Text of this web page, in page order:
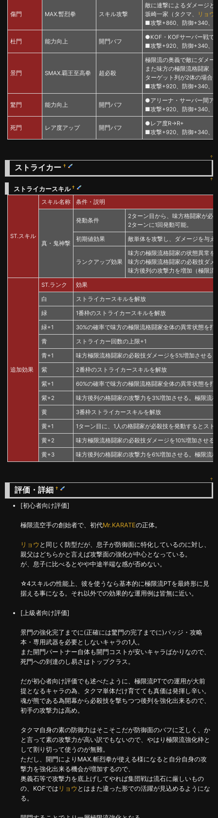
傷門 MAX.暫烈拳 スキル攻撃
敵に連撃によるダメージと
坂崎一家（タクマ、
リョウ
■攻撃+860、防御+340、
杜門 能力向上 開門バフ
●KOF・KOFサーバー戦で
■攻撃+920、防御+340、
景門 SMAX.覇王至高拳 超必殺
極限流の奥義で敵にダメー
また味方の極限流格闘家（
ターゲット列が2体の場合
■攻撃+920、防御+340、
驚門 能力向上 開門バフ
●アリーナ・サーバー間ア
■攻撃+920、防御+340、
死門 レア度アップ 開門バフ
●レア度R→R+
■攻撃+920、防御+340、
↑
ストライカー †
↑
ストライカースキル†
ST.スキル
スキル名称 条件・説明
真・鬼神撃
発動条件
2ターン目から、味方格闘家が必
2ターンに1回発動可能。
初期値効果 敵単体を攻撃し、ダメージを与え
ランクアップ効果
味方の極限流格闘家の状態異常を
味方の極限流格闘家の必殺技ダメ
味方後列の攻撃力を増加（極限
追加効果
ST.ランク 効果
白 ストライカースキルを解放
緑 1番枠のストライカースキルを解放
緑+1 30%の確率で味方の極限流格闘家全体の異常状態を打
青 ストライカー回数の上限+1
青+1 味方極限流格闘家の必殺技ダメージを5%増加させる
紫 2番枠のストライカースキルを解放
紫+1 60%の確率で味方の極限流格闘家全体の異常状態を打
紫+2 味方後列の格闘家の攻撃力を3%増加させる。極限流
黄 3番枠ストライカースキルを解放
黄+1 1ターン目に、1人の格闘家が必殺技を発動するとスト
黄+2 味方極限流格闘家の必殺技ダメージを10%増加させる
黄+3 味方後列の格闘家の攻撃力を6%増加させる。極限流
↑
評価・詳細 †
[初心者向け評価]
極限流空手の創始者で、初代Mr.KARATEの正体。
リョウ と同じく防型だが、息子が防御面に特化しているのに対し、
親父はどちらかと言えば攻撃面の強化が中心となっている。
が、息子に比べるとやや中途半端な感が否めない。
☆4スキルの性能上、彼を使うなら基本的に極限流PTを最終形に見
据える事になる。それ以外での効果的な運用例は皆無に近い。
[上級者向け評価]
景門の強化完了までに(正確には驚門の完了までに)バッジ・攻略
本・専用武器を必要としないキャラの1人。
また開門パートナー自体も開門コストが安いキャラばかりなので、
死門への到達のし易さはトップクラス。
だが初心者向け評価でも述べたように、極限流PTでの運用が大前
提となるキャラの為、タクマ単体だけ育てても真価は発揮し辛い。
魂が熊である為開幕から必殺技を撃ちつつ後列を強化出来るので、
初手の攻撃力は高め。
タクマ自身の素の防御力はそこそこだが防御面のバフに乏しく、か
と言って素の攻撃力が高い訳でもないので、やはり極限流強化枠と
して割り切って使うのが無難。
ただし、開門によりMAX.斬烈拳が使える様になると自分自身の攻
撃力を強化出来る機会が増加するので、
奥義石等で攻撃力を底上げしてやれば集団戦は流石に厳しいもの
の、KOFでは リョウ とはまた違った形での活躍が見込めるようにな
る。